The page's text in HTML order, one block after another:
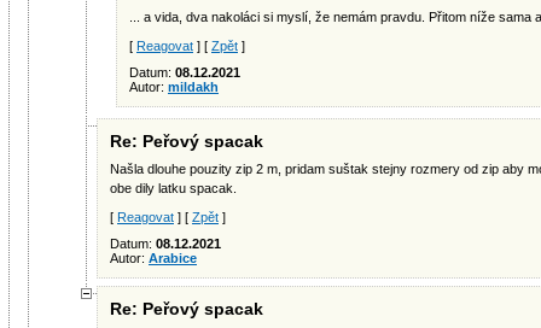
... a vida, dva nakoláci si myslí, že nemám pravdu. Přitom níže
[ Reagovat ] [ Zpět ]
Datum: 08.12.2021
Autor: mildakh
Re: Peřový spacak
Našla dlouhe pouzity zip 2 m, pridam suštak stejny rozmery od zip aby
obe dily latku spacak.
[ Reagovat ] [ Zpět ]
Datum: 08.12.2021
Autor: Arabice
Re: Peřový spacak